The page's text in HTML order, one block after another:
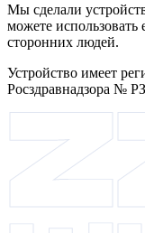
Мы сделали
можете использовать
сторонних людей.
Устройство имеет
Росздравнадзора №